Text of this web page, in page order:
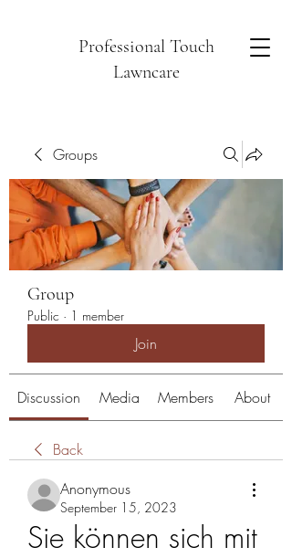
Professional Touch
Lawncare
Groups
Group
Public · 1 member
Join
Discussion Media Members About
Back
Anonymous
September 15, 2023
Sie können sich mit